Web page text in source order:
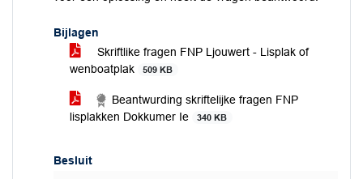
Bijlagen
Skriftlike fragen FNP Ljouwert - Lisplak of
wenboatplak
509 KB
Beantwurding skriftelijke fragen FNP
lisplakken Dokkumer Ie
340 KB
Besluit